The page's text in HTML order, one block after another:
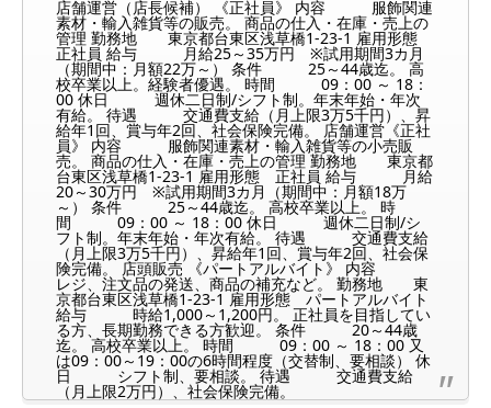
店舗運営（店長候補） 《正社員》 内容 服飾関連
素材・輸入雑貨等の販売。 商品の仕入・在庫・売上の
管理 勤務地 東京都台東区浅草橋1-23-1 雇用形態
正社員 給与 月給25～35万円 ※試用期間3カ月
（期間中：月額22万～） 条件 25～44歳迄。 高
校卒業以上。経験者優遇。 時間 09：00 ～ 18：
00 休日 週休二日制/シフト制。年末年始・年次
有給。 待遇 交通費支給（月上限3万5千円）、昇
給年1回、賞与年2回、社会保険完備。 店舗運営《正社
員》 内容 服飾関連素材・輸入雑貨等の小売販
売。 商品の仕入・在庫・売上の管理 勤務地 東京都
台東区浅草橋1-23-1 雇用形態 正社員 給与 月給
20～30万円 ※試用期間3カ月（期間中：月額18万
～） 条件 25～44歳迄。 高校卒業以上。 時
間 09：00 ～ 18：00 休日 週休二日制/シ
フト制。年末年始・年次有給。 待遇 交通費支給
（月上限3万5千円）、昇給年1回、賞与年2回、社会保
険完備。 店頭販売 《パートアルバイト》 内容
レジ、注文品の発送、商品の補充など。 勤務地 東
京都台東区浅草橋1-23-1 雇用形態 パートアルバイト
給与 時給1,000～1,200円。 正社員を目指してい
る方、長期勤務できる方歓迎。 条件 20～44歳
迄。 高校卒業以上。 時間 09：00 ～ 18：00 又
は09：00～19：00の6時間程度（交替制、要相談） 休
日 シフト制、要相談。 待遇 交通費支給
（月上限2万円）、社会保険完備。